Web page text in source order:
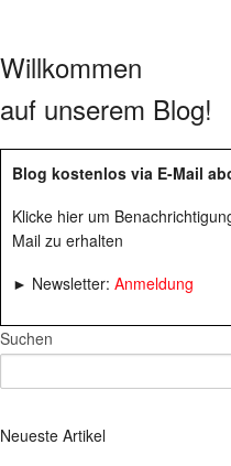
Willkommen
auf unserem Blog!
Blog kostenlos via E-Mail
Klicke hier um
Mail zu erhalten
► Newsletter: Anmeldung
Suchen
Neueste Artikel